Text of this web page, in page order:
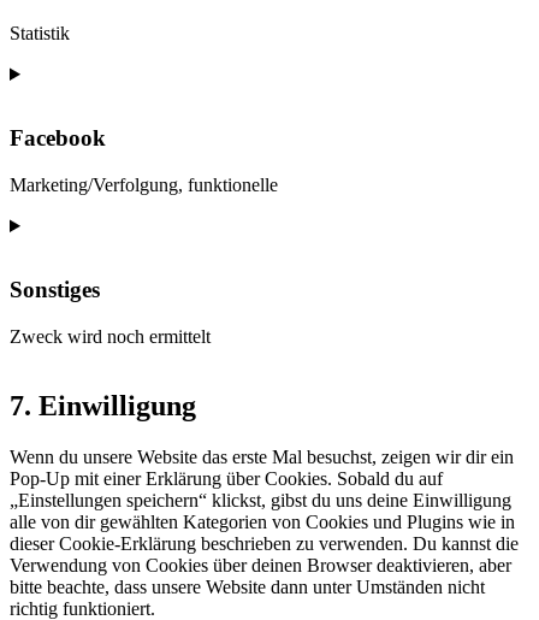
Statistik
Consent
vimeo
Facebook
Marketing/Verfolgung, funktionelle
Consent
facebook
Sonstiges
Zweck wird noch ermittelt
to
service
7. Einwilligung
Wenn du unsere Website das erste Mal besuchst, zeigen wir dir ein
Pop-Up mit einer Erklärung über Cookies. Sobald du auf
„Einstellungen speichern“ klickst, gibst du uns deine Einwilligung
alle von dir gewählten Kategorien von Cookies und Plugins wie in
dieser Cookie-Erklärung beschrieben zu verwenden. Du kannst die
Verwendung von Cookies über deinen Browser deaktivieren, aber
bitte beachte, dass unsere Website dann unter Umständen nicht
richtig funktioniert.